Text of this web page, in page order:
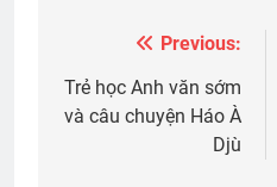
navigation
Previous:
Trẻ học Anh văn sớm
và câu chuyện Háo À
Djù